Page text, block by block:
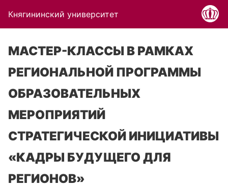
Княгининский университет
МАСТЕР-КЛАССЫ В РАМКАХ
РЕГИОНАЛЬНОЙ ПРОГРАММЫ
ОБРАЗОВАТЕЛЬНЫХ
МЕРОПРИЯТИЙ
СТРАТЕГИЧЕСКОЙ ИНИЦИАТИВЫ
«КАДРЫ БУДУЩЕГО ДЛЯ
РЕГИОНОВ»